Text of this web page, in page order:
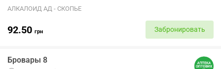
АЛКАЛОИД АД - СКОПЬЕ
92.50 грн Забронировать
Бровары 8